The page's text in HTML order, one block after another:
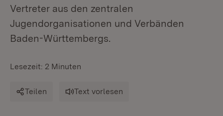
Vertreter aus den zentralen
Jugendorganisationen und Verbänden
Baden-Württembergs.
Lesezeit: 2 Minuten
Teilen Text vorlesen